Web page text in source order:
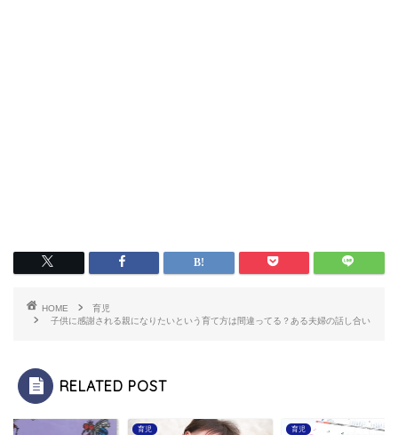
HOME
育児
子供に感謝される親になりたいという育て方は間違ってる？ある夫婦の話し合い
RELATED POST
育児 育児